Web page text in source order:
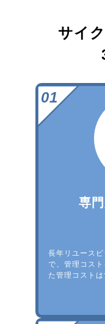
サイ
専
長年リユース
で、管理コス
た管理コスト